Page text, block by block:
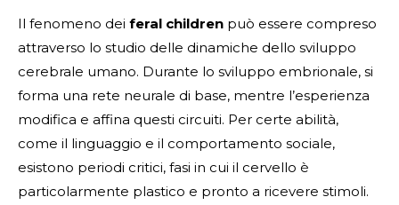
Il fenomeno dei feral children può essere compreso
attraverso lo studio delle dinamiche dello sviluppo
cerebrale umano. Durante lo sviluppo embrionale, si
forma una rete neurale di base, mentre l’esperienza
modifica e affina questi circuiti. Per certe abilità,
come il linguaggio e il comportamento sociale,
esistono periodi critici, fasi in cui il cervello è
particolarmente plastico e pronto a ricevere stimoli.